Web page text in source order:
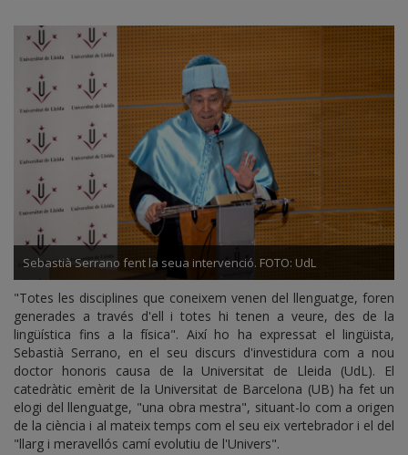
Sebastià Serrano fent la seua intervenció. FOTO: UdL
"Totes les disciplines que coneixem venen del llenguatge, foren
generades a través d'ell i totes hi tenen a veure, des de la
lingüística fins a la física". Així ho ha expressat el lingüista,
Sebastià Serrano, en el seu discurs d'investidura com a nou
doctor honoris causa de la Universitat de Lleida (UdL). El
catedràtic emèrit de la Universitat de Barcelona (UB) ha fet un
elogi del llenguatge, "una obra mestra", situant-lo com a origen
de la ciència i al mateix temps com el seu eix vertebrador i el del
"llarg i meravellós camí evolutiu de l'Univers".